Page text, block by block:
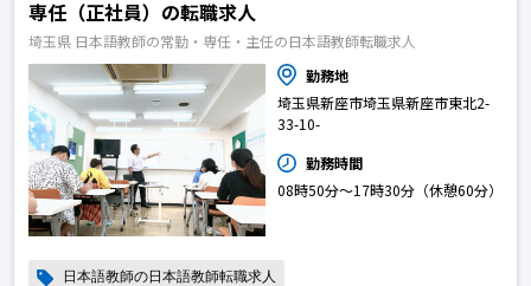
専任（正社員）の転職求人
埼玉県 日本語教師の常勤・専任・主任の日本語教師転職求人
勤務地
埼玉県新座市埼玉県新座市東北2-
33-10-
勤務時間
08時50分〜17時30分（休憩60分）
日本語教師の日本語教師転職求人